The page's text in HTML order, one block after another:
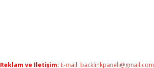
Reklam ve İletişim: E-mail: backlinkpaneli@gmail.com